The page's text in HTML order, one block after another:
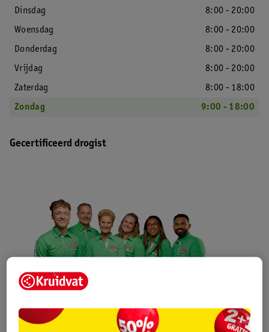
Dinsdag
8:00 - 20:00
Woensdag
8:00 - 20:00
Donderdag
8:00 - 20:00
Vrijdag
8:00 - 20:00
Zaterdag
8:00 - 18:00
Zondag
9:00 - 18:00
Gecertificeerd drogist